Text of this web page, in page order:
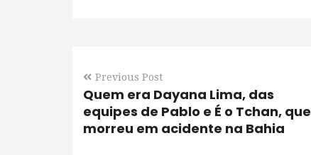
Previous Post
Quem era Dayana Lima, das
equipes de Pablo e É o Tchan, que
morreu em acidente na Bahia